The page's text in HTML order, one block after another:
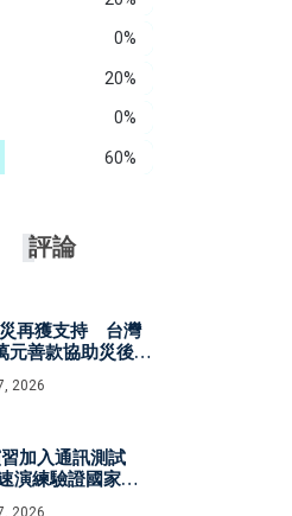
0%
20%
0%
60%
評論
再獲支持 台灣
元善款協助災後復
2026
加入通訊測試
演練驗證國家通
2026